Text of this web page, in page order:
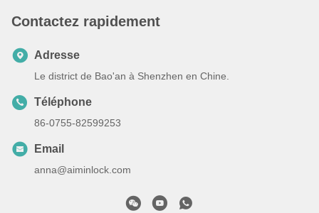
Contactez rapidement
Adresse
Le district de Bao'an à Shenzhen en Chine.
Téléphone
86-0755-82599253
Email
anna@aiminlock.com